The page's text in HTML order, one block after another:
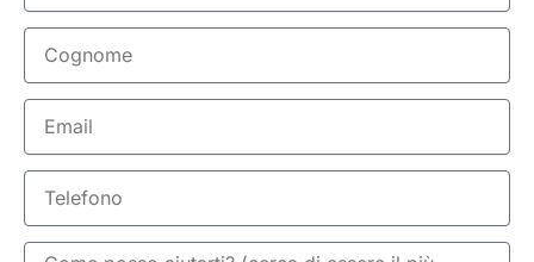
Cognome
Email
Telefono